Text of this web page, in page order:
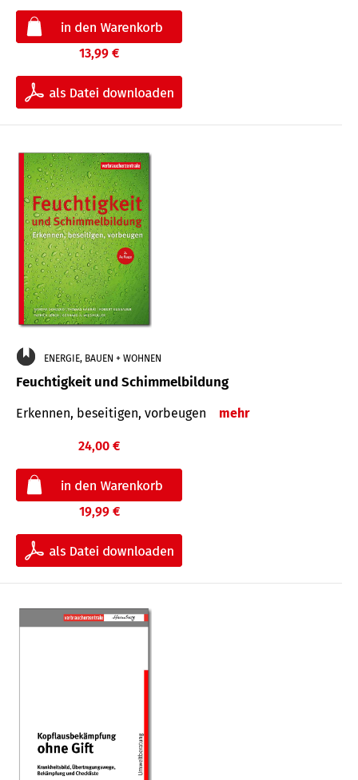
13,99 €
ENERGIE, BAUEN + WOHNEN
Feuchtigkeit und Schimmelbildung
Erkennen, beseitigen, vorbeugen mehr
24,00 €
19,99 €